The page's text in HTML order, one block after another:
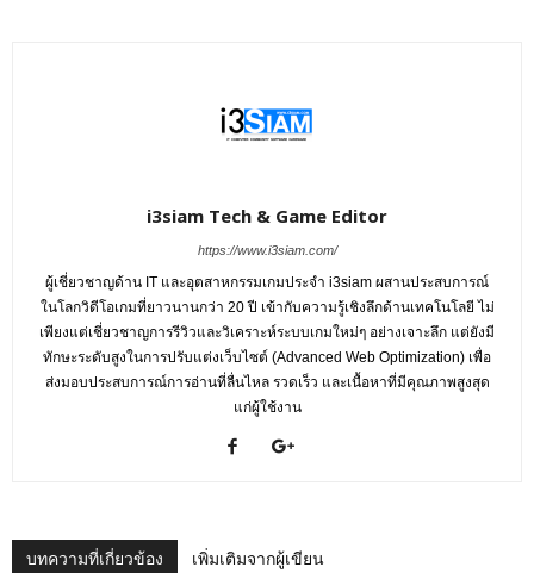
i3siam Tech & Game Editor
https://www.i3siam.com/
ผู้เชี่ยวชาญด้าน IT และอุตสาหกรรมเกมประจำ i3siam ผสานประสบการณ์
ในโลกวิดีโอเกมที่ยาวนานกว่า 20 ปี เข้ากับความรู้เชิงลึกด้านเทคโนโลยี ไม่
เพียงแต่เชี่ยวชาญการรีวิวและวิเคราะห์ระบบเกมใหม่ๆ อย่างเจาะลึก แต่ยังมี
ทักษะระดับสูงในการปรับแต่งเว็บไซต์ (Advanced Web Optimization) เพื่อ
ส่งมอบประสบการณ์การอ่านที่ลื่นไหล รวดเร็ว และเนื้อหาที่มีคุณภาพสูงสุด
แก่ผู้ใช้งาน
บทความที่เกี่ยวข้อง เพิ่มเติมจากผู้เขียน